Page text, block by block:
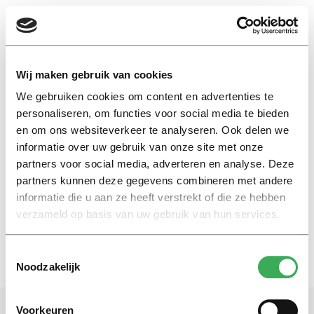
Wij maken gebruik van cookies
We gebruiken cookies om content en advertenties te
personaliseren, om functies voor social media te bieden
en om ons websiteverkeer te analyseren. Ook delen we
informatie over uw gebruik van onze site met onze
partners voor social media, adverteren en analyse. Deze
partners kunnen deze gegevens combineren met andere
informatie die u aan ze heeft verstrekt of die ze hebben
verzameld op basis van uw gebruik van hun services.
Noodzakelijk
Voorkeuren
EN
studentpromovendi
Nieuws
Geen nieuwe beurspromovendi
bij rechtenfaculteit Groningen
28 januari 2020